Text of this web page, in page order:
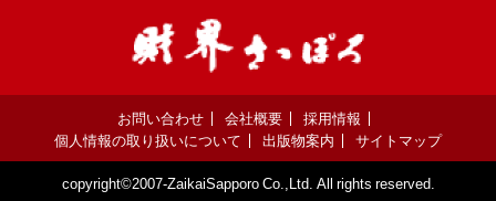
お問い合わせ 会社概要
採用情報
個人情報の取り扱いについて
出版物案内 サイトマップ
copyright©2007-ZaikaiSapporo Co.,Ltd. All rights reserved.